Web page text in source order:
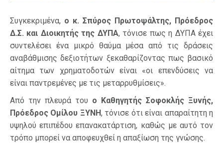
Συγκεκριμένα, ο κ. Σπύρος Πρωτοψάλτης, Πρόεδρος
Δ.Σ. και Διοικητής της ΔΥΠΑ, τόνισε πως η ΔΥΠΑ έχει
συντελέσει ένα μικρό θαύμα μέσα από τις δράσεις
αναβάθμισης δεξιοτήτων ξεκαθαρίζοντας πως βασικό
αίτημα των χρηματοδοτών είναι «οι επενδύσεις να
είναι παντρεμένες με τις μεταρρυθμίσεις».
Από την πλευρά του ο Καθηγητής Σοφοκλής Ξυνής,
Πρόεδρος Ομίλου ΞΥΝΗ, τόνισε ότι είναι απαραίτητη η
υψηλού επιπέδου επανακατάρτιση, καθώς με αυτό τον
τρόπο μπορεί να αποφευχθεί η απαξίωση της γνώσης.